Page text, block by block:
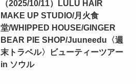
（2025/10/11）LULU HAIR
MAKE UP STUDIO/月火食
堂/WHIPPED HOUSE/GINGER
BEAR PIE SHOP/Juuneedu〈週
末トラベル〉ビューティーツアー
in ソウル